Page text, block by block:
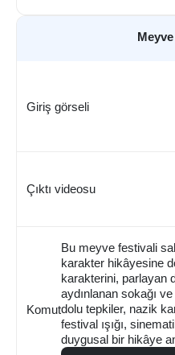
Giriş görseli
Çıktı videosu
Komut
Bu meyve festivali
karakter hikâyesine
karakterini, parlayan
aydınlanan sokağı ve
dolu tepkiler, nazik
festival ışığı,
duygusal bir hikâye